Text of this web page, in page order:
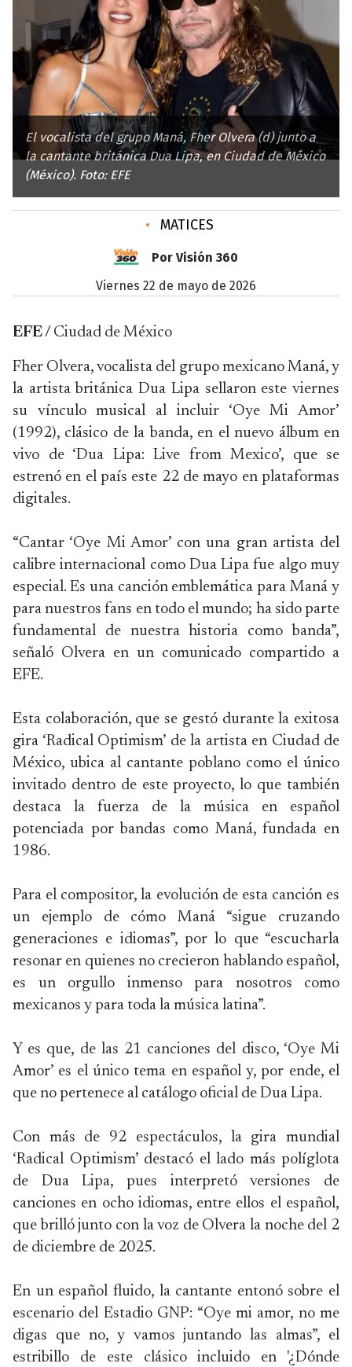
El vocalista del grupo Maná, Fher Olvera (d) junto a
la cantante británica Dua Lipa, en Ciudad de México
(México). Foto: EFE
• MATICES
Por Visión 360
viernes 22 de mayo de 2026
EFE / Ciudad de México
Fher Olvera, vocalista del grupo mexicano Maná, y
la artista británica Dua Lipa sellaron este viernes
su vínculo musical al incluir ‘Oye Mi Amor’
(1992), clásico de la banda, en el nuevo álbum en
vivo de ‘Dua Lipa: Live from Mexico’, que se
estrenó en el país este 22 de mayo en plataformas
digitales.
“Cantar ‘Oye Mi Amor’ con una gran artista del
calibre internacional como Dua Lipa fue algo muy
especial. Es una canción emblemática para Maná y
para nuestros fans en todo el mundo; ha sido parte
fundamental de nuestra historia como banda”,
señaló Olvera en un comunicado compartido a
EFE.
Esta colaboración, que se gestó durante la exitosa
gira ‘Radical Optimism’ de la artista en Ciudad de
México, ubica al cantante poblano como el único
invitado dentro de este proyecto, lo que también
destaca la fuerza de la música en español
potenciada por bandas como Maná, fundada en
1986.
Para el compositor, la evolución de esta canción es
un ejemplo de cómo Maná “sigue cruzando
generaciones e idiomas”, por lo que “escucharla
resonar en quienes no crecieron hablando español,
es un orgullo inmenso para nosotros como
mexicanos y para toda la música latina”.
Y es que, de las 21 canciones del disco, ‘Oye Mi
Amor’ es el único tema en español y, por ende, el
que no pertenece al catálogo oficial de Dua Lipa.
Con más de 92 espectáculos, la gira mundial
‘Radical Optimism’ destacó el lado más políglota
de Dua Lipa, pues interpretó versiones de
canciones en ocho idiomas, entre ellos el español,
que brilló junto con la voz de Olvera la noche del 2
de diciembre de 2025.
En un español fluido, la cantante entonó sobre el
escenario del Estadio GNP: “Oye mi amor, no me
digas que no, y vamos juntando las almas”, el
estribillo de este clásico incluido en '¿Dónde